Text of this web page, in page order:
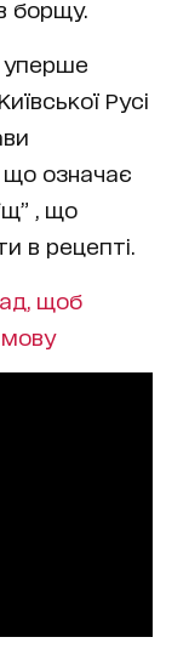
борщу.
уперше
Русі
що означає
, що
в рецепті.
щоб